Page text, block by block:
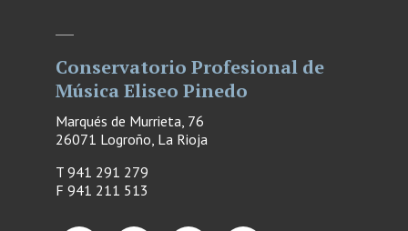
Conservatorio Profesional de
Música Eliseo Pinedo
Marqués de Murrieta, 76
26071 Logroño, La Rioja
T 941 291 279
F 941 211 513